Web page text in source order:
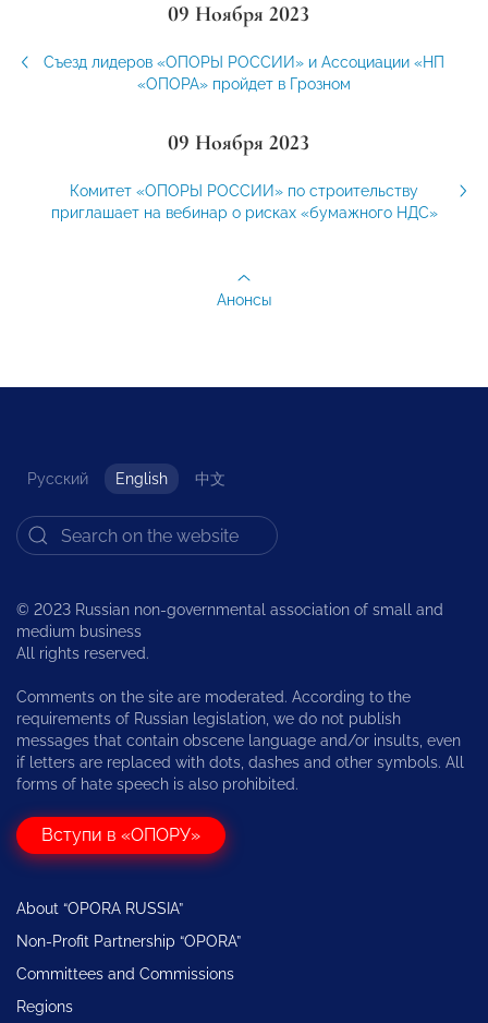
09 Ноября 2023
Съезд лидеров «ОПОРЫ РОССИИ» и Ассоциации «НП
«ОПОРА» пройдет в Грозном
09 Ноября 2023
Комитет «ОПОРЫ РОССИИ» по строительству
приглашает на вебинар о рисках «бумажного НДС»
Анонсы
Русский English 中文
© 2023 Russian non-governmental association of small and
medium business
All rights reserved.
Comments on the site are moderated. According to the
requirements of Russian legislation, we do not publish
messages that contain obscene language and/or insults, even
if letters are replaced with dots, dashes and other symbols. All
forms of hate speech is also prohibited.
Вступи в «ОПОРУ»
About “OPORA RUSSIA”
Non-Profit Partnership “OPORA”
Committees and Commissions
Regions